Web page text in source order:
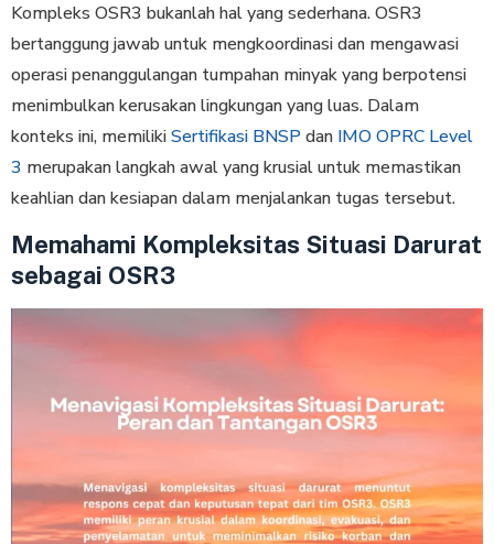
Kompleks OSR3 bukanlah hal yang sederhana. OSR3
bertanggung jawab untuk mengkoordinasi dan mengawasi
operasi penanggulangan tumpahan minyak yang berpotensi
menimbulkan kerusakan lingkungan yang luas. Dalam
konteks ini, memilikiSertifikasi BNSP dan IMO OPRC Level
3 merupakan langkah awal yang krusial untuk memastikan
keahlian dan kesiapan dalam menjalankan tugas tersebut.
Memahami Kompleksitas Situasi Darurat
sebagai OSR3